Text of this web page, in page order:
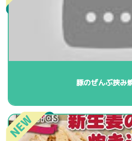
豚のぜんぶ挟み